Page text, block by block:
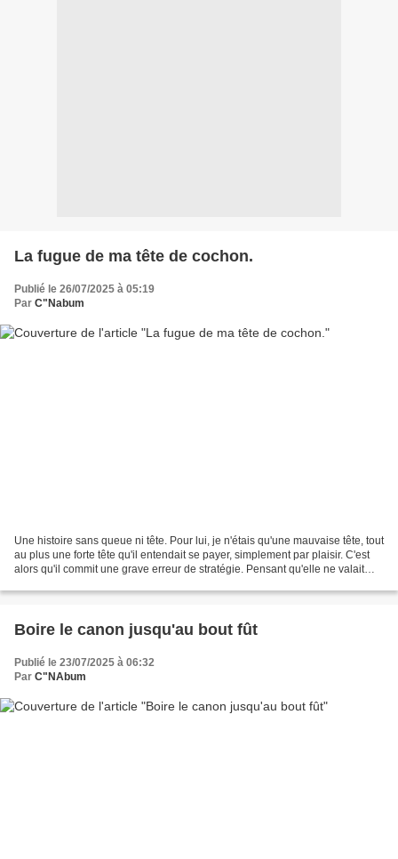
La fugue de ma tête de cochon.
Publié le 26/07/2025 à 05:19
Par C"Nabum
Une histoire sans queue ni tête. Pour lui, je n'étais qu'une mauvaise tête, tout
au plus une forte tête qu'il entendait se payer, simplement par plaisir. C'est
alors qu'il commit une grave erreur de stratégie. Pensant qu'elle ne valait
Boire le canon jusqu'au bout fût
Publié le 23/07/2025 à 06:32
Par C"NAbum